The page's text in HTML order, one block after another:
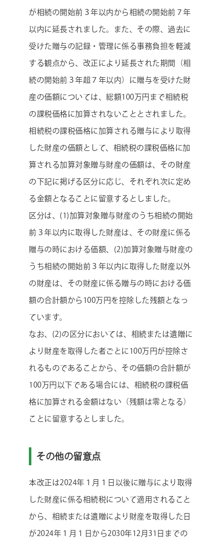
が相続の開始前３年以内から相続の開始前７年
以内に延長されました。また、その際、過去に
受けた贈与の記録・管理に係る事務負担を軽減
する観点から、改正により延長された期間（相
続の開始前３年超７年以内）に贈与を受けた財
産の価額については、総額100万円まで相続税
の課税価格に加算されないこととされました。
相続税の課税価格に加算される贈与により取得
した財産の価額として、相続税の課税価格に加
算される加算対象贈与財産の価額は、その財産
の下記に掲げる区分に応じ、それぞれ次に定め
る金額となることに留意するとしました。
区分は、(1)加算対象贈与財産のうち相続の開始
前３年以内に取得した財産は、その財産に係る
贈与の時における価額、(2)加算対象贈与財産の
うち相続の開始前３年以内に取得した財産以外
の財産は、その財産に係る贈与の時における価
額の合計額から100万円を控除した残額となっ
ています。
なお、(2)の区分においては、相続または遺贈に
より財産を取得した者ごとに100万円が控除さ
れるものであることから、その価額の合計額が
100万円以下である場合には、相続税の課税価
格に加算される金額はない（残額は零となる）
ことに留意するとしました。
その他の留意点
本改正は2024年１月１日以後に贈与により取得
した財産に係る相続税について適用されること
から、相続または遺贈により財産を取得した日
が2024年１月１日から2030年12月31日までの